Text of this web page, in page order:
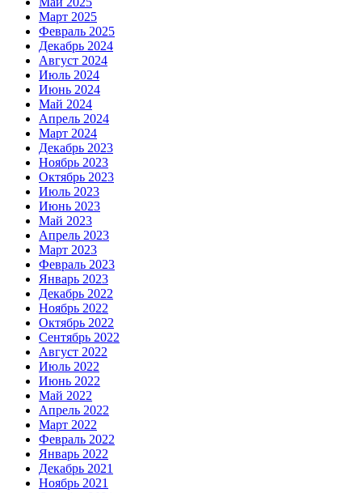
Март 2025
Февраль 2025
Декабрь 2024
Август 2024
Июль 2024
Июнь 2024
Май 2024
Апрель 2024
Март 2024
Декабрь 2023
Ноябрь 2023
Октябрь 2023
Июль 2023
Июнь 2023
Май 2023
Апрель 2023
Март 2023
Февраль 2023
Январь 2023
Декабрь 2022
Ноябрь 2022
Октябрь 2022
Сентябрь 2022
Август 2022
Июль 2022
Июнь 2022
Май 2022
Апрель 2022
Март 2022
Февраль 2022
Январь 2022
Декабрь 2021
Ноябрь 2021